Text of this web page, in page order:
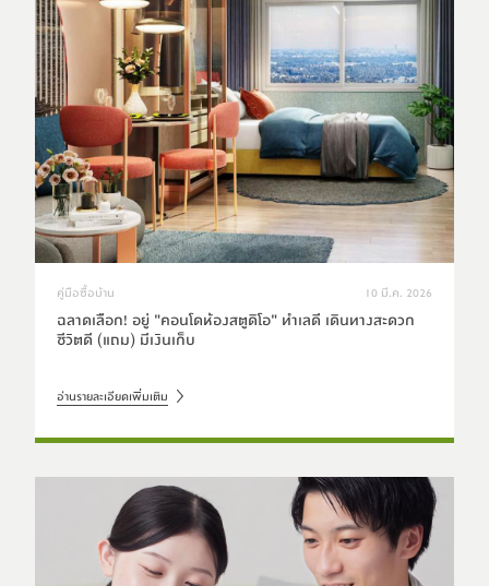
คู่มือซื้อบ้าน 10 มี.ค. 2026
ฉลาดเลือก! อยู่ "คอนโดห้องสตูดิโอ" ทำเลดี เดินทางสะดวก
ชีวิตดี (แถม) มีเงินเก็บ
อ่านรายละเอียดเพิ่มเติม